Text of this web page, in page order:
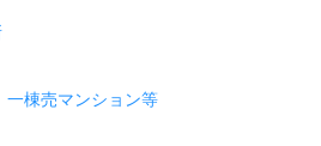
一棟売マンション等